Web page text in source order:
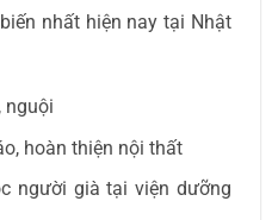
nhất hiện nay tại Nhật
nguội
hoàn thiện nội thất
người già tại viện dưỡng